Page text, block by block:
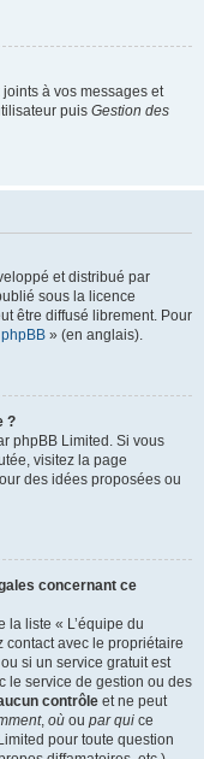
à vos messages et
puis Gestion des
et distribué par
sous la licence
être diffusé librement. Pour
» (en anglais).
?
phpBB Limited. Si vous
visitez la page
des idées proposées ou
concernant ce
la liste « L’équipe du
contact avec le propriétaire
si un service gratuit est
le service de gestion ou des
contrôle et ne peut
, où ou par qui ce
pour toute question